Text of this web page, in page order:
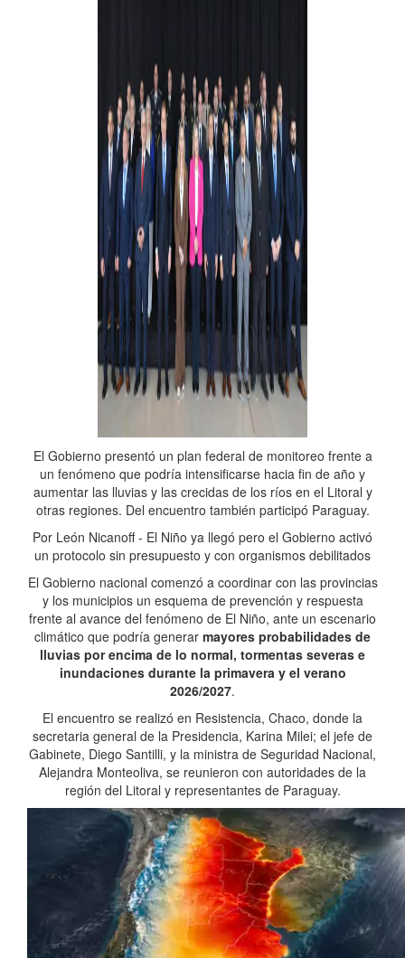
El Gobierno presentó un plan federal de monitoreo frente a
un fenómeno que podría intensificarse hacia fin de año y
aumentar las lluvias y las crecidas de los ríos en el Litoral y
otras regiones. Del encuentro también participó Paraguay.
Por León Nicanoff - El Niño ya llegó pero el Gobierno activó
un protocolo sin presupuesto y con organismos debilitados
El Gobierno nacional comenzó a coordinar con las provincias
y los municipios un esquema de prevención y respuesta
frente al avance del fenómeno de El Niño, ante un escenario
climático que podría generar mayores probabilidades de
lluvias por encima de lo normal, tormentas severas e
inundaciones durante la primavera y el verano
2026/2027.
El encuentro se realizó en Resistencia, Chaco, donde la
secretaria general de la Presidencia, Karina Milei; el jefe de
Gabinete, Diego Santilli, y la ministra de Seguridad Nacional,
Alejandra Monteoliva, se reunieron con autoridades de la
región del Litoral y representantes de Paraguay.